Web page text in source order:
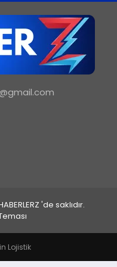
'de saklıdır.
Lojistik